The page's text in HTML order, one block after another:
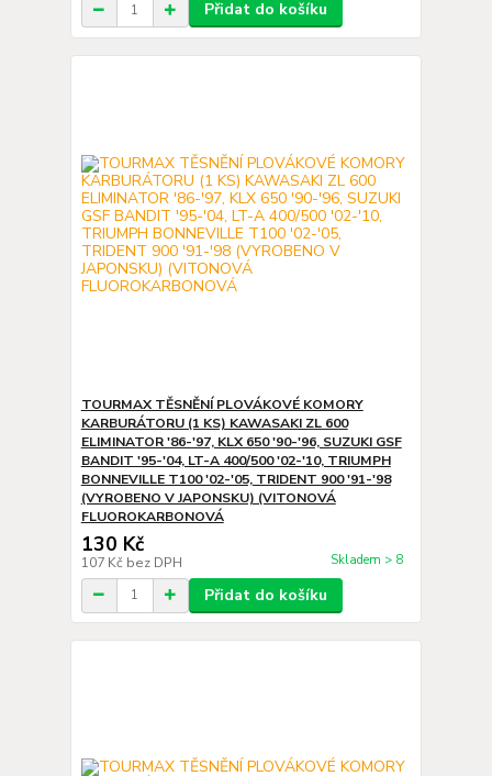
Přidat do košíku
TOURMAX TĚSNĚNÍ PLOVÁKOVÉ KOMORY
KARBURÁTORU (1 KS) KAWASAKI ZL 600
ELIMINATOR '86-'97, KLX 650 '90-'96, SUZUKI GSF
BANDIT '95-'04, LT-A 400/500 '02-'10, TRIUMPH
BONNEVILLE T100 '02-'05, TRIDENT 900 '91-'98
(VYROBENO V JAPONSKU) (VITONOVÁ
FLUOROKARBONOVÁ
130 Kč
107 Kč bez DPH Skladem > 8
Přidat do košíku